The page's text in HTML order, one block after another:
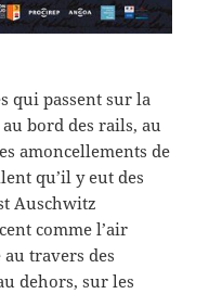
qui passent sur la
bord des rails, au
amoncellements de
qu’il y eut des
Auschwitz
comme l’air
au travers des
dehors, sur les